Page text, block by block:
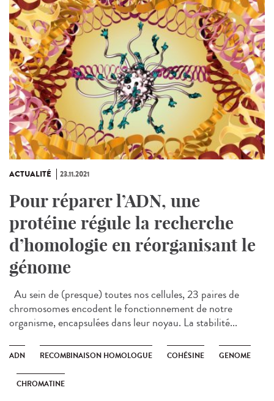
ACTUALITÉ 23.11.2021
Pour réparer l’ADN, une
protéine régule la recherche
d’homologie en réorganisant le
génome
Au sein de (presque) toutes nos cellules, 23 paires de
chromosomes encodent le fonctionnement de notre
organisme, encapsulées dans leur noyau. La stabilité...
ADN RECOMBINAISON HOMOLOGUE COHÉSINE GENOME
CHROMATINE